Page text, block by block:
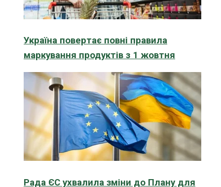
Україна повертає повні правила
маркування продуктів з 1 жовтня
Рада ЄС ухвалила зміни до Плану для